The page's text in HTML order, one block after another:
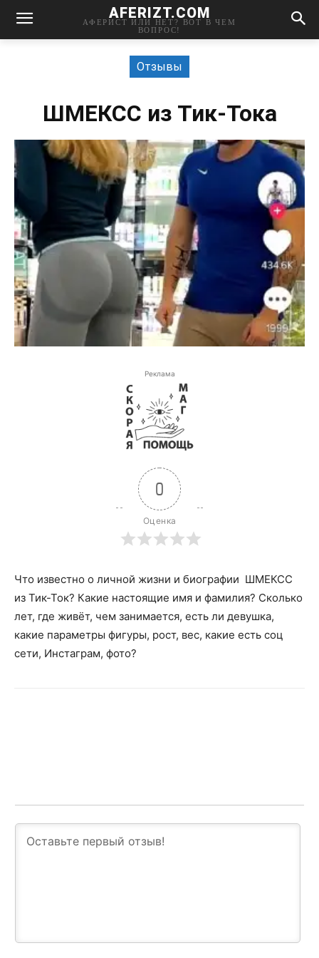
AFERIZT.COM
АФЕРИСТ ИЛИ НЕТ? ВОТ В ЧЕМ
ВОПРОС!
Отзывы
ШМЕКСС из Тик-Тока
Реклама
0
Оценка
Что известно о личной жизни и биографии ШМЕКСС
из Тик-Ток? Какие настоящие имя и фамилия? Сколько
лет, где живёт, чем занимается, есть ли девушка,
какие параметры фигуры, рост, вес, какие есть соц
сети, Инстаграм, фото?